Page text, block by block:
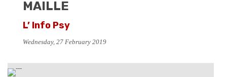
MAILLE
L’ Info Psy
Wednesday, 27 February 2019